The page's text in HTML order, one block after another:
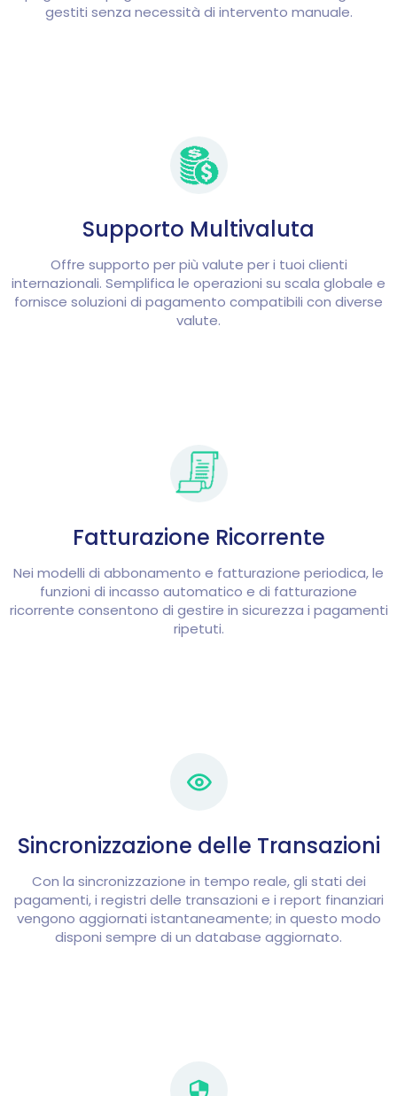
gestiti senza necessità di intervento manuale.
Supporto Multivaluta
Offre supporto per più valute per i tuoi clienti
internazionali. Semplifica le operazioni su scala globale e
fornisce soluzioni di pagamento compatibili con diverse
valute.
Fatturazione Ricorrente
Nei modelli di abbonamento e fatturazione periodica, le
funzioni di incasso automatico e di fatturazione
ricorrente consentono di gestire in sicurezza i pagamenti
ripetuti.
Sincronizzazione delle Transazioni
Con la sincronizzazione in tempo reale, gli stati dei
pagamenti, i registri delle transazioni e i report finanziari
vengono aggiornati istantaneamente; in questo modo
disponi sempre di un database aggiornato.